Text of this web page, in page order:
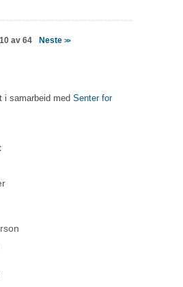
av 64 Neste>>
i samarbeid med Senter for